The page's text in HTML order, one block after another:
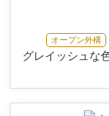
オープン外構
グレイッシュな